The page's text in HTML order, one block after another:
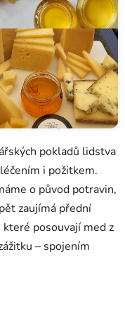
pokladů lidstva
i požitkem.
o původ potravin,
zaujímá přední
posouvají med z
– spojením